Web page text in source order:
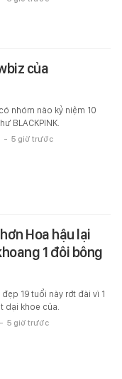
của
nhóm nào kỷ niệm 10
BLACKPINK.
- 5 giờ trước
Hoa hậu lại
1 đôi bông
19 tuổi này rớt đài vì 1
dại khoe của.
- 5 giờ trước